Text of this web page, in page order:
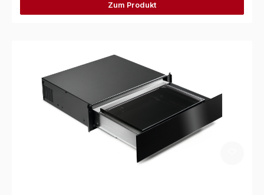
Zum Produkt